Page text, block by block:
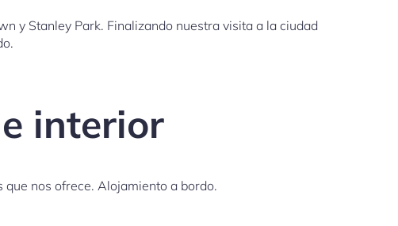
y Stanley Park. Finalizando nuestra visita a la ciudad
interior
nos ofrece. Alojamiento a bordo.